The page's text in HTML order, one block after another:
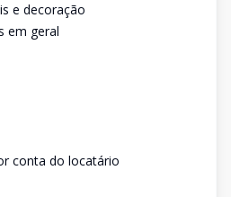
e decoração
em geral
conta do locatário